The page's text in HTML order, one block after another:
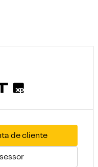
de cliente